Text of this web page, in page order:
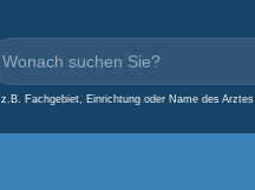
z.B. Fachgebiet, Einrichtung oder Name des Arztes